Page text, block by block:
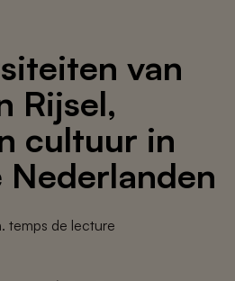
van
Rijsel,
cultuur in
Nederlanden
temps de lecture